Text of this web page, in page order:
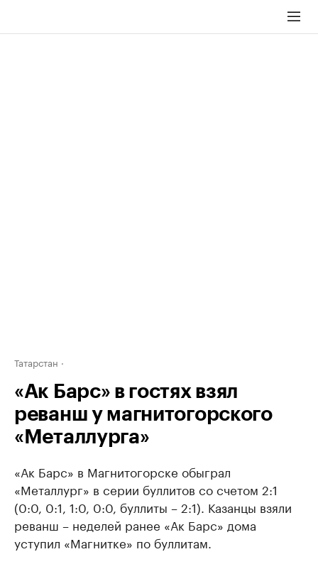
Татарстан
«Ак Барс» в гостях взял
реванш у магнитогорского
«Металлурга»
«Ак Барс» в Магнитогорске обыграл
«Металлург» в серии буллитов со счетом 2:1
(0:0, 0:1, 1:0, 0:0, буллиты – 2:1). Казанцы взяли
реванш – неделей ранее «Ак Барс» дома
уступил «Магнитке» по буллитам.